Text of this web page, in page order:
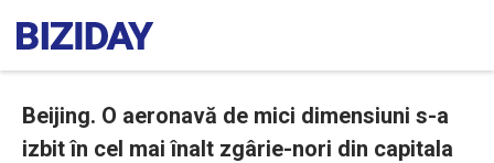
Beijing. O aeronavă de mici dimensiuni s-a
izbit în cel mai înalt zgârie-nori din capitala